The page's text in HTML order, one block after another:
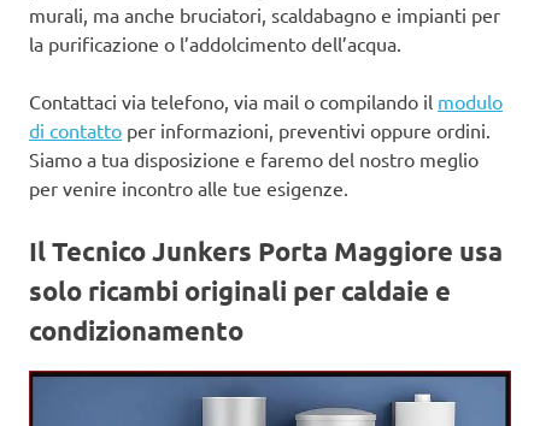
murali, ma anche bruciatori, scaldabagno e impianti per
la purificazione o l’addolcimento dell’acqua.
Contattaci via telefono, via mail o compilando il modulo
di contatto per informazioni, preventivi oppure ordini.
Siamo a tua disposizione e faremo del nostro meglio
per venire incontro alle tue esigenze.
Il Tecnico Junkers Porta Maggiore usa
solo ricambi originali per caldaie e
condizionamento